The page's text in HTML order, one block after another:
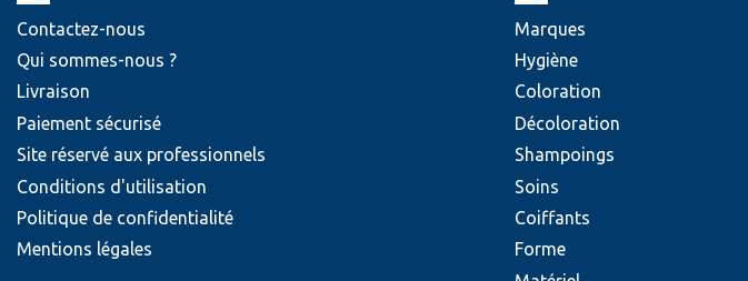
Contactez-nous
Qui sommes-nous ?
Livraison
Paiement sécurisé
Site réservé aux professionnels
Conditions d'utilisation
Politique de confidentialité
Mentions légales
Marques
Hygiène
Coloration
Décoloration
Shampoings
Soins
Coiffants
Forme